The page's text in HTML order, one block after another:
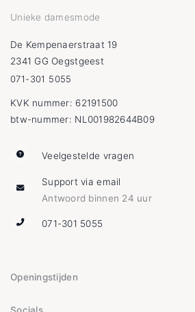
Unieke damesmode
De Kempenaerstraat 19
2341 GG Oegstgeest
071-301 5055
KVK nummer: 62191500
btw-nummer: NL001982644B09
Veelgestelde vragen
Support via email
Antwoord binnen 24 uur
071-301 5055
Openingstijden
Socials